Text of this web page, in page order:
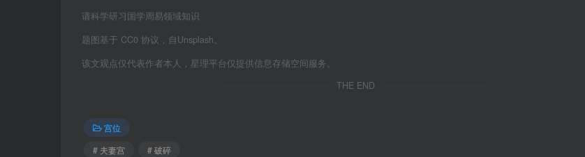
请科学研习国学周易领域知识
题图基于 CC0 协议，自Unsplash。
该文观点仅代表作者本人，星理平台仅提供信息存储空间服务。
THE END
宫位
# 夫妻宫
# 破碎